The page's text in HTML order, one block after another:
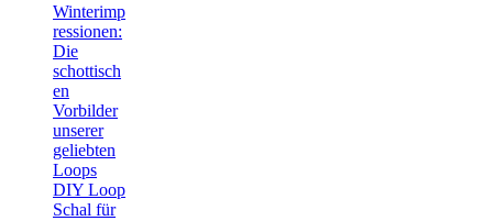
Winterimp
ressionen:
Die
schottisch
en
Vorbilder
unserer
geliebten
Loops
DIY Loop
Schal für